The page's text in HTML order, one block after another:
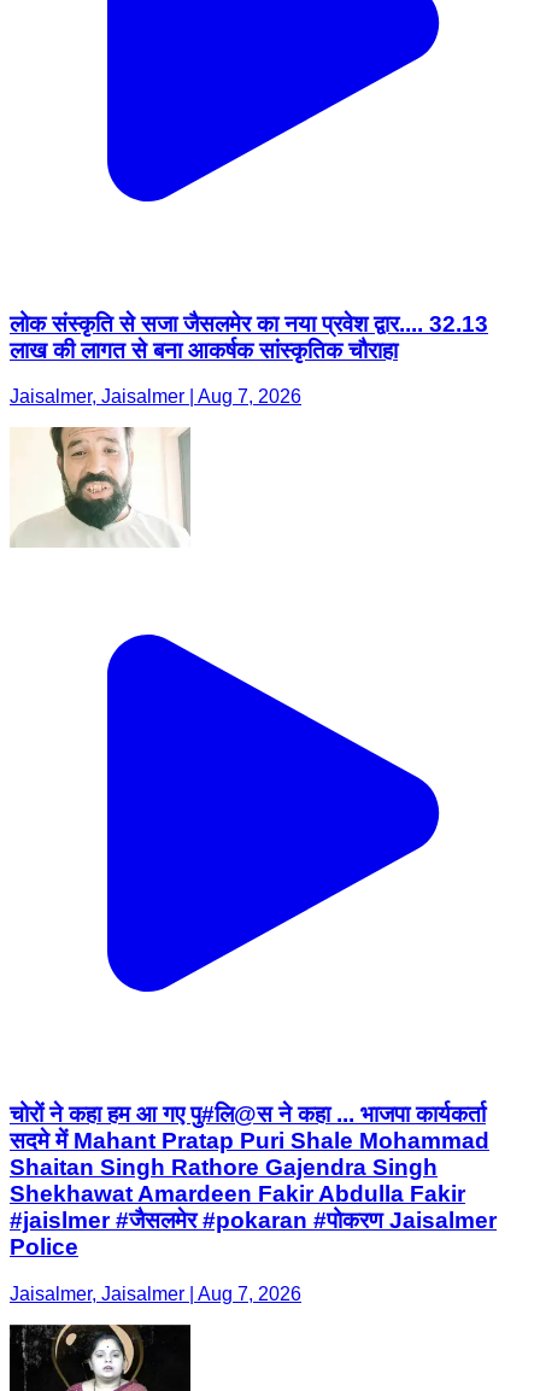
लोक संस्कृति से सजा जैसलमेर का नया प्रवेश द्वार.... 32.13
लाख की लागत से बना आकर्षक सांस्कृतिक चौराहा
Jaisalmer, Jaisalmer | Aug 7, 2026
चोरों ने कहा हम आ गए पु#लि@स ने कहा ... भाजपा कार्यकर्ता
सदमे में Mahant Pratap Puri Shale Mohammad
Shaitan Singh Rathore Gajendra Singh
Shekhawat Amardeen Fakir Abdulla Fakir
#jaislmer #जैसलमेर #pokaran #पोकरण Jaisalmer
Police
Jaisalmer, Jaisalmer | Aug 7, 2026